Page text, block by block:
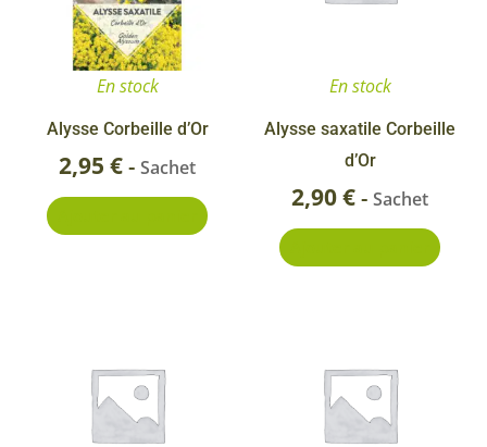
En stock
Alysse Corbeille d’Or
2,95 €- Sachet
En stock
Alysse saxatile Corbeille
d’Or
2,90€- Sachet